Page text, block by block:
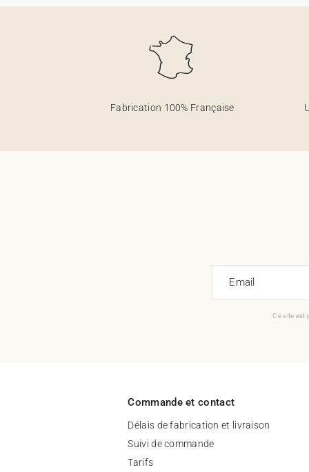
Fabrication 100% Française
Email
Ce site est
Commande et contact
Délais de fabrication et livraison
Suivi de commande
Tarifs